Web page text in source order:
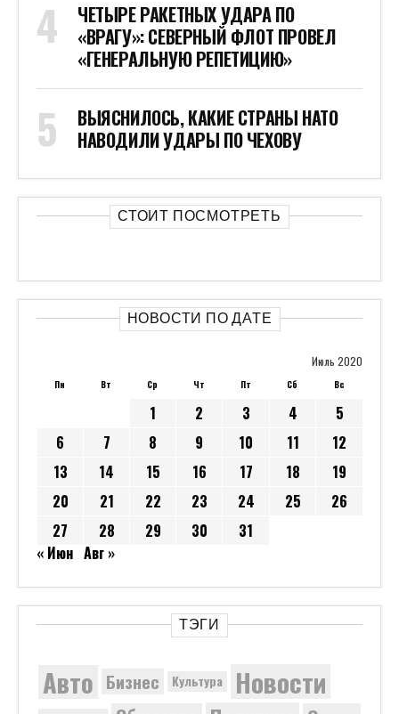
ЧЕТЫРЕ РАКЕТНЫХ УДАРА ПО
«ВРАГУ»: СЕВЕРНЫЙ ФЛОТ ПРОВЕЛ
«ГЕНЕРАЛЬНУЮ РЕПЕТИЦИЮ»
ВЫЯСНИЛОСЬ, КАКИЕ СТРАНЫ НАТО
НАВОДИЛИ УДАРЫ ПО ЧЕХОВУ
СТОИТ ПОСМОТРЕТЬ
НОВОСТИ ПО ДАТЕ
Июль 2020
Пн Вт Ср Чт Пт Сб Вс
1 2 3 4
5
6
7 8 9 10 11
12
13
14 15 16 17 18
19
20
21 22 23 24 25
26
27
28 29 30
31
« Июн Авг »
ТЭГИ
Авто Бизнес Культура Новости